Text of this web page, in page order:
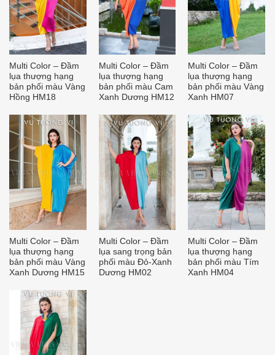
Multi Color – Đầm
lụa thượng hạng
bản phối màu Vàng
Hồng HM18
Multi Color – Đầm
lụa thượng hạng
bản phối màu Cam
Xanh Dương HM12
Multi Color – Đầm
lụa thượng hạng
bản phối màu Vàng
Xanh HM07
Multi Color – Đầm
lụa thượng hạng
bản phối màu Vàng
Xanh Dương HM15
Multi Color – Đầm
lụa sang trọng bản
phối màu Đỏ-Xanh
Dương HM02
Multi Color – Đầm
lụa thượng hạng
bản phối màu Tím
Xanh HM04